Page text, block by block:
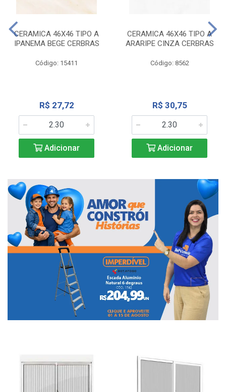
CERAMICA 46X46 TIPO A
IPANEMA BEGE CERBRAS
Código: 15411
R$ 27,72
Adicionar
CERAMICA 46X46 TIPO A
ARARIPE CINZA CERBRAS
Código: 8562
R$ 30,75
Adicionar